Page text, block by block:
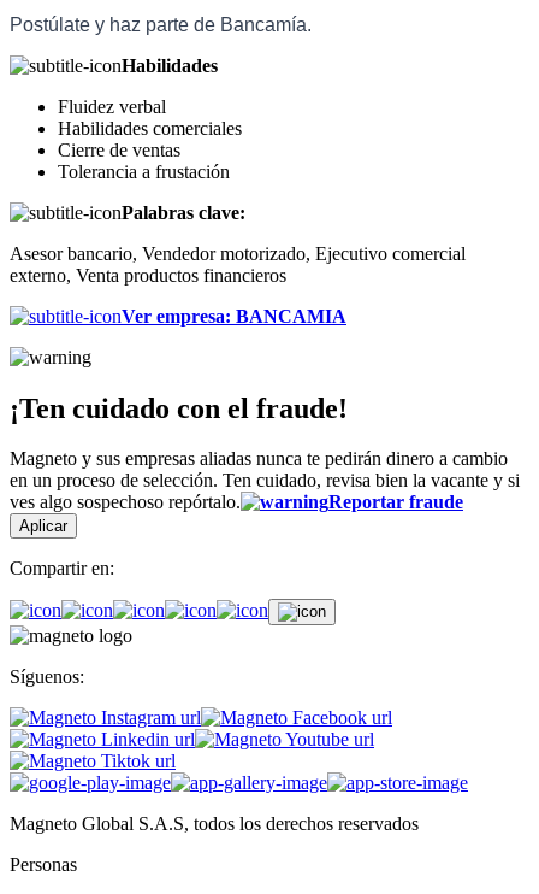
Postúlate y haz parte de Bancamía.
Habilidades
Fluidez verbal
Habilidades comerciales
Cierre de ventas
Tolerancia a frustación
Palabras clave:
Asesor bancario, Vendedor motorizado, Ejecutivo comercial
externo, Venta productos financieros
Ver empresa: BANCAMIA
¡Ten cuidado con el fraude!
Magneto y sus empresas aliadas nunca te pedirán dinero a cambio
en un proceso de selección. Ten cuidado, revisa bien la vacante y si
ves algo sospechoso repórtalo.
Reportar fraude
Aplicar
Compartir en:
Síguenos:
Magneto Global S.A.S, todos los derechos reservados
Personas